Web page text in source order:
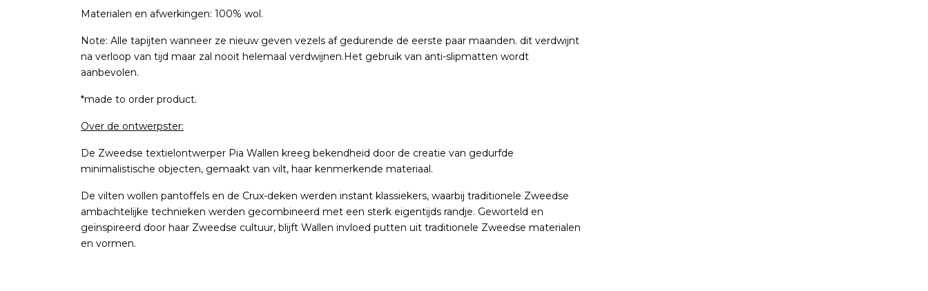
Materialen en afwerkingen: 100% wol.
Note: Alle tapijten wanneer ze nieuw geven vezels af gedurende de eerste paar maanden. dit verdwijnt
na verloop van tijd maar zal nooit helemaal verdwijnen.Het gebruik van anti-slipmatten wordt
aanbevolen.
*made to order product.
Over de ontwerpster:
De Zweedse textielontwerper Pia Wallen kreeg bekendheid door de creatie van gedurfde
minimalistische objecten, gemaakt van vilt, haar kenmerkende materiaal.
De vilten wollen pantoffels en de Crux-deken werden instant klassiekers, waarbij traditionele Zweedse
ambachtelijke technieken werden gecombineerd met een sterk eigentijds randje. Geworteld en
geïnspireerd door haar Zweedse cultuur, blijft Wallen invloed putten uit traditionele Zweedse materialen
en vormen.